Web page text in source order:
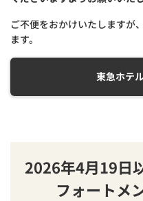
ご不便をおかけいたしますが
ます。
東急ホテ
2026年4月19日
フォートメ